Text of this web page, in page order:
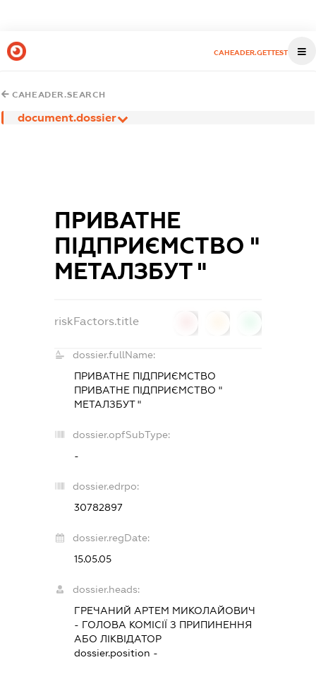
CAHEADER.GETTEST
CAHEADER.SEARCH
document.dossier
ПРИВАТНЕ
ПІДПРИЄМСТВО "
МЕТАЛЗБУТ "
riskFactors.title
dossier.fullName:
ПРИВАТНЕ ПІДПРИЄМСТВО
ПРИВАТНЕ ПІДПРИЄМСТВО "
МЕТАЛЗБУТ "
dossier.opfSubType:
-
dossier.edrpo:
30782897
dossier.regDate:
15.05.05
dossier.heads:
ГРЕЧАНИЙ АРТЕМ МИКОЛАЙОВИЧ
- ГОЛОВА КОМІСІЇ З ПРИПИНЕННЯ
АБО ЛІКВІДАТОР
dossier.position -